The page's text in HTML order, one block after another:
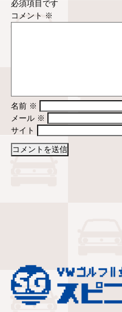
必須項目です
コメント ※
名前 ※
メール ※
サイト